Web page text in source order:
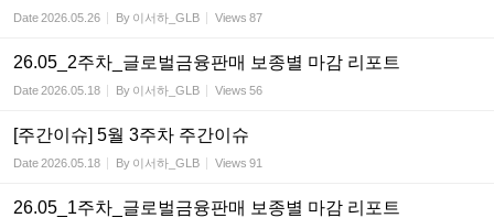
Date2026.05.26 By 이서하_GLB Views 87
26.05_2주차_글로벌금융판매 보종별 마감 리포트
Date2026.05.18 By 이서하_GLB Views 56
[주간이슈] 5월 3주차 주간이슈
Date2026.05.18 By 이서하_GLB Views 91
26.05_1주차_글로벌금융판매 보종별 마감 리포트